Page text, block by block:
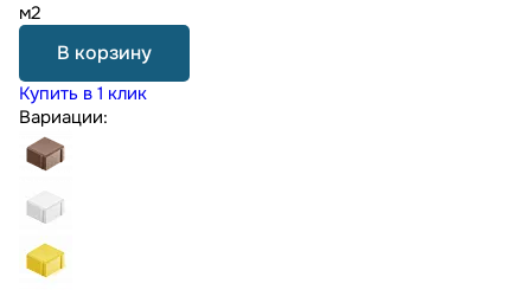
м2
В корзину
Купить в 1 клик
Вариации: